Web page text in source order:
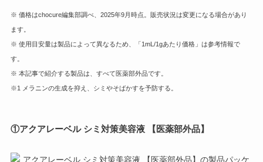
※ 価格はchocure編集部調べ、2025年9月時点。販売状況は変更になる場合があり
ます。
※ 使用目安量は製品によって異なるため、「1mL/1gあたり価格」は参考情報で
す。
※ 本記事で紹介する製品は、すべて医薬部外品です。
※1 メラニンの生成を抑え、シミやそばかすを予防する。
①アクアレーベル シミ対策美容液 【医薬部外品】